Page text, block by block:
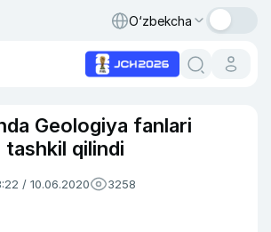
O‘zbekcha
Geologiya fanlari
qilindi
/ 10.06.2020 3258